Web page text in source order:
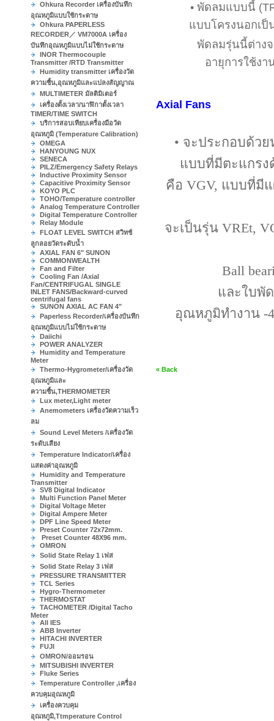
Ohkura Recorder เครื่องบันทึก
อุณหภูมิแบบใช้กระดาษ
Ohkura PAPERLESS
RECORDER／ VM7000A เครื่อง
บันทึกอุณหภูมิแบบไม่ใช้กระดาษ
INOR Thermocouple
Transmitter /RTD Transmitter
Humidity transmitter เครื่องวัด
ความชื้น,อุณหภูมิและแปลงสัญญาณ
MULTIMETER มัลติมิเตอร์
เครื่องตั้งเวลา/นาฬิกาตั้งเวลา
TIMER/TIME SWITCH
บริการสอบเทียบเครื่องมือวัด
อุณหภูมิ (Temperature Calibration)
OMEGA
HANYOUNG NUX
SENECA
PILZ/Emergency Safety Relays
Inductive Proximity Sensor
Capacitive Proximity Sensor
KOYO PLC
TOHO/Temperature controller
Analog Temperature Controller
Digital Temperature Controller
Relay Module
FLOAT LEVEL SWITCH สวิทช์
ลูกลอยวัดระดับน้ำ
AXIAL FAN 6" SUNON
COMMONWEALTH
Fan and Filter
Cooling Fan /Axial
Fan/CENTRIFUGAL SINGLE
INLET FANS/Backward-curved
centrifugal fans
SUNON AXIAL AC FAN 4"
Paperless Recorder/เครื่องบันทึก
อุณหภูมิแบบไม่ใช้กระดาษ
Daiichi
POWER ANALYZER
Humidity and Temperature
Meter
Thermo-Hygrometer/เครื่องวัด
อุณหภูมิและ
ความชื้น,THERMOMETER
Lux meter,Light meter
Anemometers เครื่องวัดความเร็ว
ลม
Sound Level Meters /เครื่องวัด
ระดับเสียง
Temperature Indicator/เครื่อง
แสดงค่าอุณหภูมิ
Humidity and Temperature
Transmitter
SV8 Digital Indicator
Multi Function Panel Meter
Digital Voltage Meter
Digital Ampere Meter
DPF Line Speed Meter
Preset Counter 72x72mm.
Preset Counter 48X96 mm.
OMRON
Solid State Relay 1 เฟส
Solid State Relay 3 เฟส
PRESSURE TRANSMITTER
TCL Series
Hygro-Thermometer
THERMOSTAT
TACHOMETER /Digital Tacho
Meter
All IES
ABB Inverter
HITACHI INVERTER
FUJI
OMRON/ออมรอน
MITSUBISHI INVERTER
Fluke Series
Temperature Controller ,เครื่อง
ควบคุมอุณหภูมิ
เครื่องควบคุม
อุณหภูมิ,Ttmperature Control
• พัดลมแบบนี้
แบบโครงนอกเป็
พัดลมรุ่นนี้ต่าง
อายุการใช้งา
Axial Fans
• จะประกอบด้ว
แบบที่มีตะแกรง
คือ VGV, แบบที่มี
จะเป็นรุ่น VREt,
Ball
และใบพัด
อุณหภูมิทำงาน -
« Back